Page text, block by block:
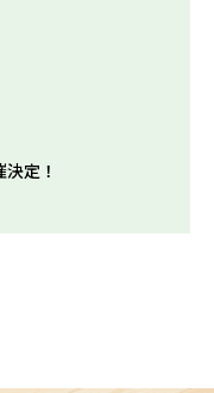
定！